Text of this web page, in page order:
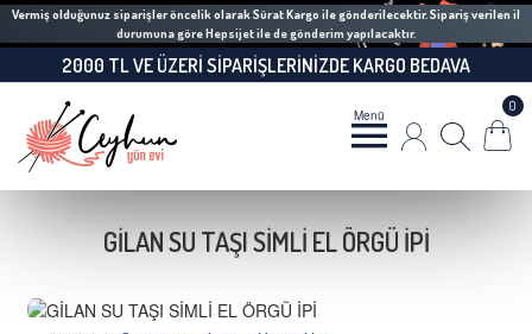
Vermiş olduğunuz siparişler öncelik olarak Sürat Kargo ile gönderilecektir. Sipariş verilen il
durumuna göre Hepsijet ile de gönderim yapılacaktır.
2000 TL VE ÜZERI SIPARIŞLERINIZDE KARGO BEDAVA
0
GİLAN SU TAŞI SİMLİ EL ÖRGÜ İPİ